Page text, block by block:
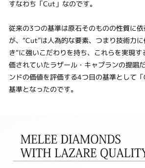
すなわち「Cut」なのです。
従来の3つの基準は原石そのものの性質に
が、“Cut”は人為的な要素、つまり技術力
き“に強いこだわりを持ち、これらを実現
価されていたラザール・キャプランの提唱
ンドの価値を評価する4つ目の基準として
基準となったのです。